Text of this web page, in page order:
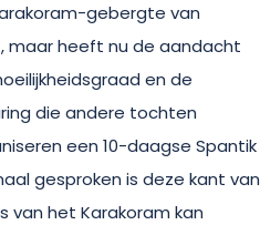
gebergte van
maar heeft nu de aandacht
en de
die andere tochten
een 10-daagse Spantik
gesproken is deze kant van
van het Karakoram kan